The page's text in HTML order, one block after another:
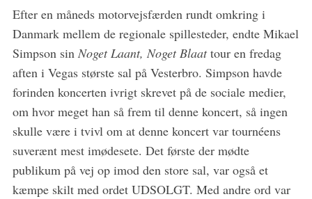
Efter en måneds motorvejsfærden rundt omkring i
Danmark mellem de regionale spillesteder, endte Mikael
Simpson sin Noget Laant, Noget Blaattour en fredag
aften i Vegas største sal på Vesterbro. Simpson havde
forinden koncerten ivrigt skrevet på de sociale medier,
om hvor meget han så frem til denne koncert, så ingen
skulle være i tvivl om at denne koncert var tournéens
suverænt mest imødesete. Det første der mødte
publikum på vej op imod den store sal, var også et
kæmpe skilt med ordet UDSOLGT. Med andre ord var